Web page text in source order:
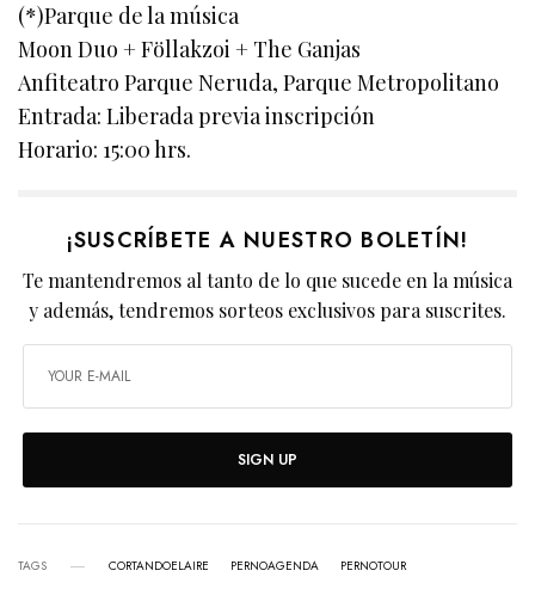
(*)Parque de la música
Moon Duo + Föllakzoi + The Ganjas
Anfiteatro Parque Neruda, Parque Metropolitano
Entrada: Liberada previa inscripción
Horario: 15:00 hrs.
¡SUSCRÍBETE A NUESTRO BOLETÍN!
Te mantendremos al tanto de lo que sucede en la música
y además, tendremos sorteos exclusivos para suscrites.
SIGN UP
TAGS CORTANDOELAIRE PERNOAGENDA PERNOTOUR